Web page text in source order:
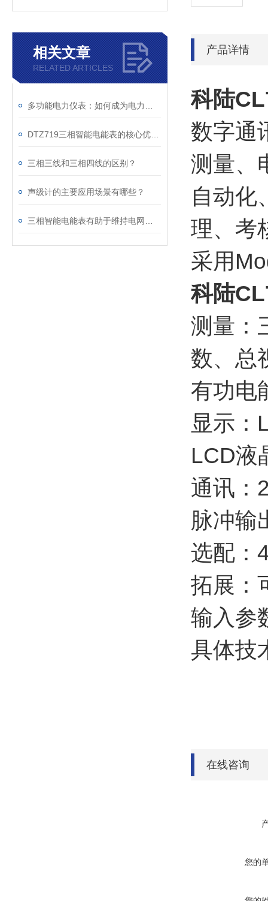
相关文章
RELATED ARTICLES
三相三线和三相四线的区别？
声级计的主要应用场景有哪些？
产品详情
科陆
数字通
测量、
自动化
理、考
采用
科陆
测量：
数、总
有功电
显示：
LCD液
通讯：
脉冲输
选配：
拓展：
输入参
具体技
在线咨询
您的